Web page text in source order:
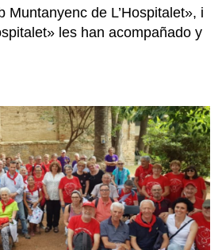
Muntanyenc de L’Hospitalet», i
les han acompañado y